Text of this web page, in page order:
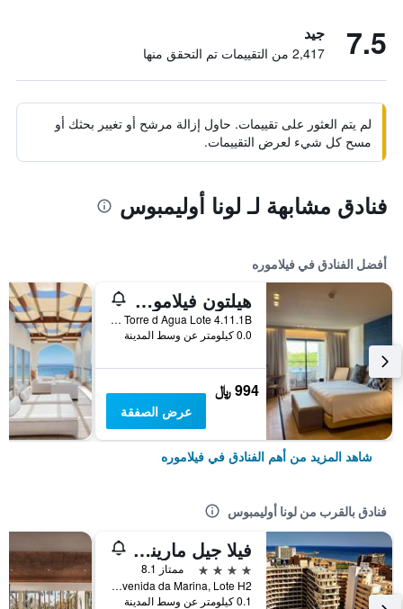
7.5 جيد
2,417 من التقييمات تم التحقق منها
لم يتم العثور على تقييمات. حاول إزالة مرشح أو تغيير بحثك أو
مسح كل شيء لعرض التقييمات.
فنادق مشابهة لـ لونا أوليمبوس
أفضل الفنادق في فيلاموره
هيلتون فيلامورا آز كاسكاتاس جولف ريزو...
Rua da Torre d Agua Lote 4.11.1B, فيلاموره, منطقة فارو, البرتغال
0.0 كيلومتر عن وسط المدينة
994 ﷼
عرض الصفقة
شاهد المزيد من أهم الفنادق في فيلاموره
فنادق بالقرب من لونا أوليمبوس
فيلا جيل مارينا ريزورت هوتل
4 نجوم
ممتاز 8.1
Avenida da Marina, Lote H2, فيلاموره, منطقة فارو, البرتغال
0.1 كيلومتر عن وسط المدينة